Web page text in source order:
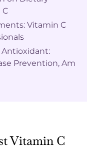
C
Vitamin C
Antioxidant:
Prevention, Am
Vitamin C